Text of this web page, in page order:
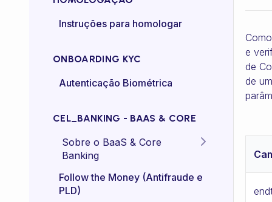
Instruções para homologar
ONBOARDING KYC
Autenticação Biométrica
CEL_BANKING - BAAS & CORE
Sobre o BaaS & Core
Banking
FAQs
Follow the Money (Antifraude e
PLD)
e
de
de